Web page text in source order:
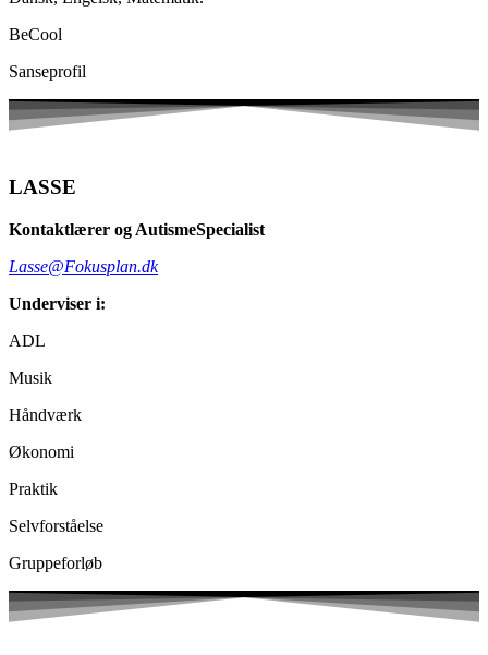
BeCool
Sanseprofil
LASSE
Kontaktlærer og AutismeSpecialist
Lasse@Fokusplan.dk
Underviser i:
ADL
Musik
Håndværk
Økonomi
Praktik
Selvforståelse
Gruppeforløb